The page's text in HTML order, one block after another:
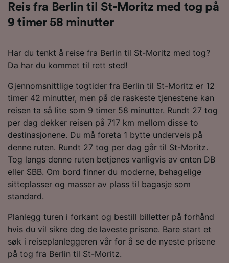
Reis fra Berlin til St-Moritz med tog på
9 timer 58 minutter
Har du tenkt å reise fra Berlin til St-Moritz med tog?
Da har du kommet til rett sted!
Gjennomsnittlige togtider fra Berlin til St-Moritz er 12
timer 42 minutter, men på de raskeste tjenestene kan
reisen ta så lite som 9 timer 58 minutter. Rundt 27 tog
per dag dekker reisen på 717 km mellom disse to
destinasjonene. Du må foreta 1 bytte underveis på
denne ruten. Rundt 27 tog per dag går til St-Moritz.
Tog langs denne ruten betjenes vanligvis av enten DB
eller SBB. Om bord finner du moderne, behagelige
sitteplasser og masser av plass til bagasje som
standard.
Planlegg turen i forkant og bestill billetter på forhånd
hvis du vil sikre deg de laveste prisene. Bare start et
søk i reiseplanleggeren vår for å se de nyeste prisene
på tog fra Berlin til St-Moritz.